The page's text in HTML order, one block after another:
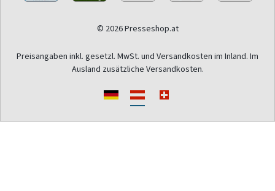
© 2026 Presseshop.at
Preisangaben inkl. gesetzl. MwSt. und Versandkosten im Inland. Im
Ausland zusätzliche Versandkosten.